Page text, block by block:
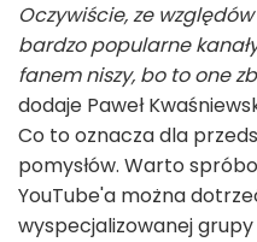
Oczywiście, ze
bardzo popularne
fanem niszy, bo to one
dodaje Paweł
Co to oznacza dla
pomysłów. Warto
YouTube'a można
wyspecjalizowanej